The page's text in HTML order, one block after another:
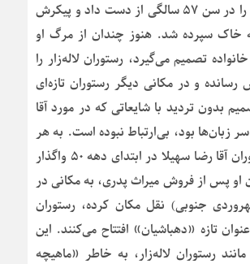
خون، جان خود را در سن ۵۷ سالگی از دست داد و پیکرش
خاک سپرده شد. هنوز چندان از مرگ او
تصمیم می‌گیرد، رستوران لاله‌زار را
و در مکانی دیگر رستوران تازه‌ای
بدون تردید با شایعاتی که در مورد آقا
زبان‌ها بود، بی‌ارتباط نبوده است. به هر
ترتیب کافه رستوران آقا رضا سهیلا در ابتدای دهه ۵۰ واگذار
او پس از فروش میراث پدری، به مکانی در
جنوبی) نقل مکان کرده، رستوران
تازه «دهباشیان» افتتاح می‌کنند. این
رستوران لاله‌زار، به خاطر «ماهیچه